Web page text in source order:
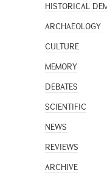
HISTORICAL
ARCHAEOLOGY
CULTURE
MEMORY
DEBATES
SCIENTIFIC
NEWS
REVIEWS
ARCHIVE